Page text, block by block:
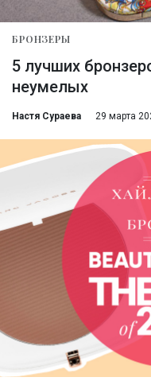
БРОНЗЕРЫ
5 лучших
неумелых
Настя Сураева 29 марта